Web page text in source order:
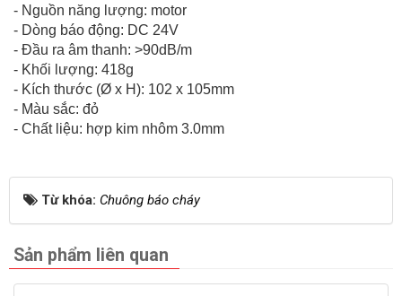
- Nguồn năng lượng: motor
- Dòng báo động: DC 24V
- Đầu ra âm thanh: >90dB/m
- Khối lượng: 418g
- Kích thước (Ø x H): 102 x 105mm
- Màu sắc: đỏ
- Chất liệu: hợp kim nhôm 3.0mm
Từ khóa: Chuông báo cháy
Sản phẩm liên quan